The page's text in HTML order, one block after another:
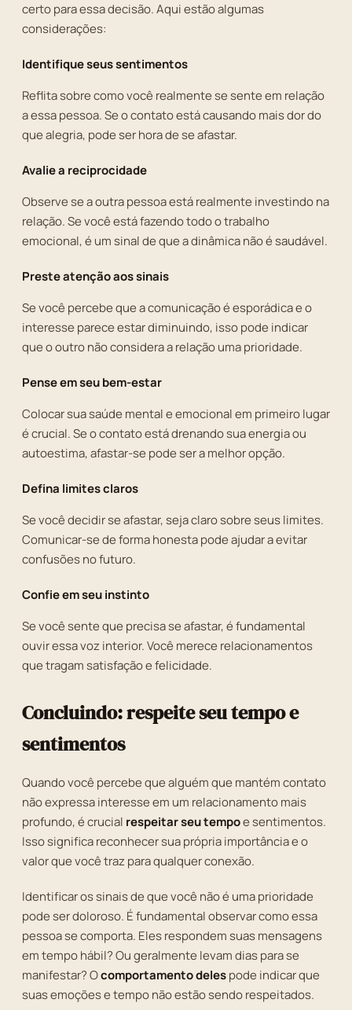
certo para essa decisão. Aqui estão algumas
considerações:
Identifique seus sentimentos
Reflita sobre como você realmente se sente em relação
a essa pessoa. Se o contato está causando mais dor do
que alegria, pode ser hora de se afastar.
Avalie a reciprocidade
Observe se a outra pessoa está realmente investindo na
relação. Se você está fazendo todo o trabalho
emocional, é um sinal de que a dinâmica não é saudável.
Preste atenção aos sinais
Se você percebe que a comunicação é esporádica e o
interesse parece estar diminuindo, isso pode indicar
que o outro não considera a relação uma prioridade.
Pense em seu bem-estar
Colocar sua saúde mental e emocional em primeiro lugar
é crucial. Se o contato está drenando sua energia ou
autoestima, afastar-se pode ser a melhor opção.
Defina limites claros
Se você decidir se afastar, seja claro sobre seus limites.
Comunicar-se de forma honesta pode ajudar a evitar
confusões no futuro.
Confie em seu instinto
Se você sente que precisa se afastar, é fundamental
ouvir essa voz interior. Você merece relacionamentos
que tragam satisfação e felicidade.
Concluindo: respeite seu tempo e
sentimentos
Quando você percebe que alguém que mantém contato
não expressa interesse em um relacionamento mais
profundo, é crucial respeitar seu tempoe sentimentos.
Isso significa reconhecer sua própria importância e o
valor que você traz para qualquer conexão.
Identificar os sinais de que você não é uma prioridade
pode ser doloroso. É fundamental observar como essa
pessoa se comporta. Eles respondem suas mensagens
em tempo hábil? Ou geralmente levam dias para se
manifestar? Ocomportamento delespode indicar que
suas emoções e tempo não estão sendo respeitados.